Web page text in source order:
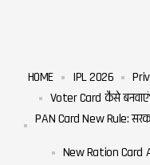
HOME IPL 2026
Voter Card कैसे
PAN Card New Rule:
New Ration Card